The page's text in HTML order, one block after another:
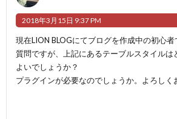
2018年3月15日 9:37 PM
現在LION BLOGにてブログを作成中の初心者
質問ですが、上記にあるテーブルスタイルは
よいでしょうか？
プラグインが必要なのでしょうか。よろしく